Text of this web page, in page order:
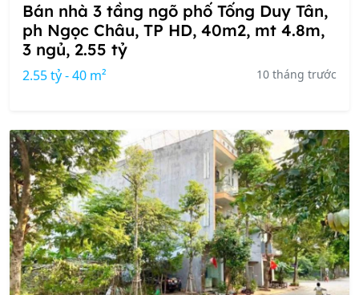
Bán nhà 3 tầng ngõ phố Tống Duy Tân,
ph Ngọc Châu, TP HD, 40m2, mt 4.8m,
3 ngủ, 2.55 tỷ
2.55 tỷ - 40 m² 10 tháng trước